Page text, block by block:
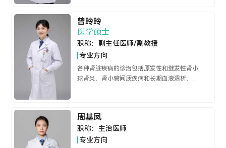
断、肾囊肿穿刺抽液固化治疗等，有较高的肾
脏病理诊断水平。 诊治各种原发性、继发性和
遗传性肾脏疾病以及风湿免疫病，尤其在慢性
肾炎、IgA肾病、难治性肾病综合征、系统性红
炎、乙型和丙型病毒性肝炎相关性肾炎、高血
压肾病、糖尿病肾病、痛风性肾病、尿酸盐肾
炎、干燥综合征、皮肌炎/多发性肌炎、系统性
硬化症（硬皮病）、白塞氏病、强直性脊柱
炎、骨关节炎等疾病的诊治，以及慢性肾功能
衰竭一体化治疗和危重病人救治等方面有丰富
曾玲玲
医学硕士
职称：副主任医师/副教授
专业方向
各种肾脏疾病的诊治包括原发性和继发性肾小
球肾炎、肾小管间质疾病和长期血液透析、腹
骨病等肾脏慢性并发症和常见风湿免疫疾病的
诊治有丰富的临床经验。
周基凤
职称： 主治医师
专业方向